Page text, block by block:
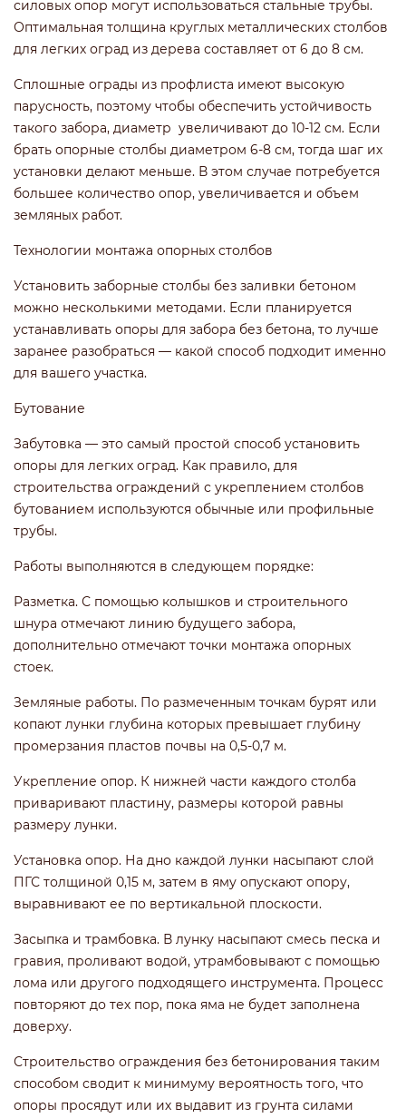
силовых опор могут использоваться стальные трубы.
Оптимальная толщина круглых металлических столбов
для легких оград из дерева составляет от 6 до 8 см.
Сплошные ограды из профлиста имеют высокую
парусность, поэтому чтобы обеспечить устойчивость
такого забора, диаметр увеличивают до 10-12 см. Если
брать опорные столбы диаметром 6-8 см, тогда шаг их
установки делают меньше. В этом случае потребуется
большее количество опор, увеличивается и объем
земляных работ.
Технологии монтажа опорных столбов
Установить заборные столбы без заливки бетоном
можно несколькими методами. Если планируется
устанавливать опоры для забора без бетона, то лучше
заранее разобраться — какой способ подходит именно
для вашего участка.
Бутование
Забутовка — это самый простой способ установить
опоры для легких оград. Как правило, для
строительства ограждений с укреплением столбов
бутованием используются обычные или профильные
трубы.
Работы выполняются в следующем порядке:
Разметка. С помощью колышков и строительного
шнура отмечают линию будущего забора,
дополнительно отмечают точки монтажа опорных
стоек.
Земляные работы. По размеченным точкам бурят или
копают лунки глубина которых превышает глубину
промерзания пластов почвы на 0,5-0,7 м.
Укрепление опор. К нижней части каждого столба
приваривают пластину, размеры которой равны
размеру лунки.
Установка опор. На дно каждой лунки насыпают слой
ПГС толщиной 0,15 м, затем в яму опускают опору,
выравнивают ее по вертикальной плоскости.
Засыпка и трамбовка. В лунку насыпают смесь песка и
гравия, проливают водой, утрамбовывают с помощью
лома или другого подходящего инструмента. Процесс
повторяют до тех пор, пока яма не будет заполнена
доверху.
Строительство ограждения без бетонирования таким
способом сводит к минимуму вероятность того, что
опоры просядут или их выдавит из грунта силами